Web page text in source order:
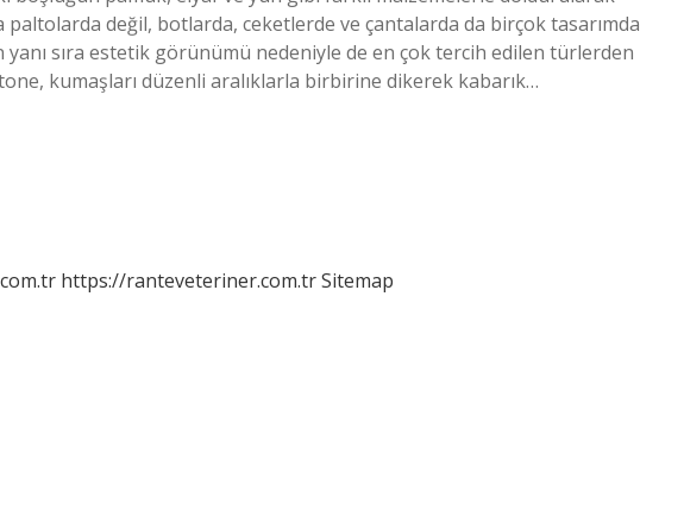
paltolarda değil, botlarda, ceketlerde ve çantalarda da birçok tasarımda
yanı sıra estetik görünümü nedeniyle de en çok tercih edilen türlerden
kumaşları düzenli aralıklarla birbirine dikerek kabarık…
https://ranteveteriner.com.trSitemap